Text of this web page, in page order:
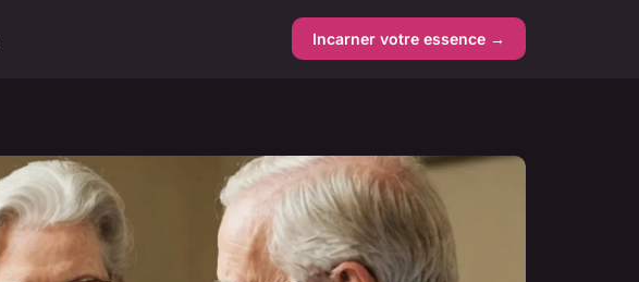
Incarner votre essence →